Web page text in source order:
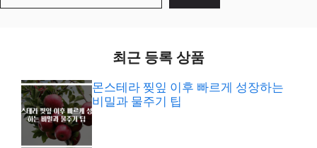
최근 등록 상품
몬스테라 찢잎 이후 빠르게 성장하는
비밀과 물주기 팁